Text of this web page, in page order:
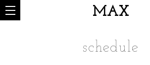
MAX
schedule